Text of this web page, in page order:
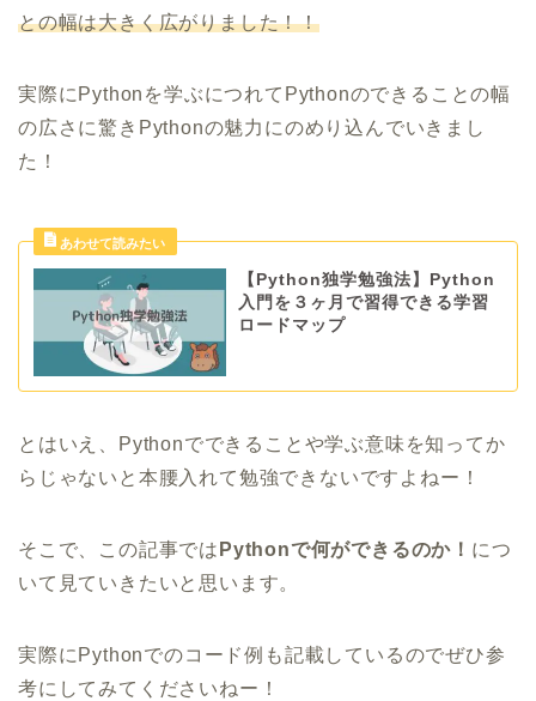
との幅は大きく広がりました！！
実際にPythonを学ぶにつれてPythonのできることの幅
の広さに驚きPythonの魅力にのめり込んでいきまし
た！
【Python独学勉強法】Python
入門を３ヶ月で習得できる学習
ロードマップ
とはいえ、Pythonでできることや学ぶ意味を知ってか
らじゃないと本腰入れて勉強できないですよねー！
そこで、この記事では Pythonで何ができるのか！ につ
いて見ていきたいと思います。
実際にPythonでのコード例も記載しているのでぜひ参
考にしてみてくださいねー！